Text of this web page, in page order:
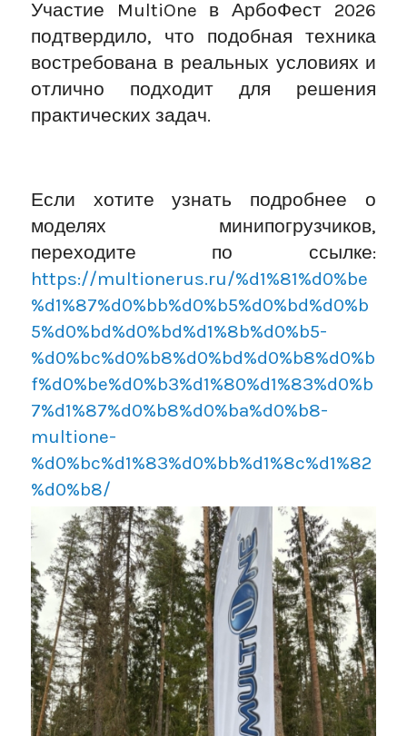
Участие MultiOne в АрбоФест 2026
подтвердило, что подобная техника
востребована в реальных условиях и
отлично подходит для решения
практических задач.
Если хотите узнать подробнее о
моделях минипогрузчиков,
переходите по ссылке:
https://multionerus.ru/%d1%81%d0%be
%d1%87%d0%bb%d0%b5%d0%bd%d0%b
5%d0%bd%d0%bd%d1%8b%d0%b5-
%d0%bc%d0%b8%d0%bd%d0%b8%d0%b
f%d0%be%d0%b3%d1%80%d1%83%d0%b
7%d1%87%d0%b8%d0%ba%d0%b8-
multione-
%d0%bc%d1%83%d0%bb%d1%8c%d1%82
%d0%b8/